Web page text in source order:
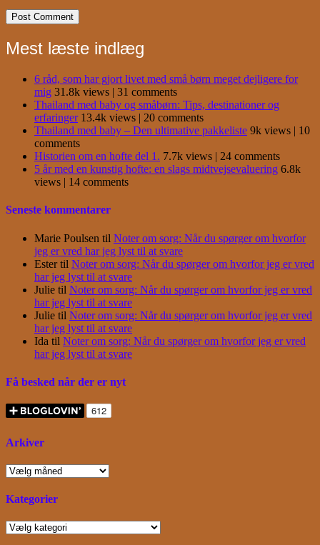
Mest læste indlæg
6 råd, som har gjort livet med små børn meget dejligere for
mig 31.8k views | 31 comments
Thailand med baby og småbørn: Tips, destinationer og
erfaringer 13.4k views | 20 comments
Thailand med baby – Den ultimative pakkeliste 9k views | 10
comments
Historien om en hofte del 1. 7.7k views | 24 comments
5 år med en kunstig hofte: en slags midtvejsevaluering 6.8k
views | 14 comments
Seneste kommentarer
Marie Poulsen til Noter om sorg: Når du spørger om hvorfor
jeg er vred har jeg lyst til at svare
Estertil Noter om sorg: Når du spørger om hvorfor jeg er vred
har jeg lyst til at svare
Julie til Noter om sorg: Når du spørger om hvorfor jeg er vred
har jeg lyst til at svare
Julie til Noter om sorg: Når du spørger om hvorfor jeg er vred
har jeg lyst til at svare
Ida til Noter om sorg: Når du spørger om hvorfor jeg er vred
har jeg lyst til at svare
Få besked når der er nyt
Arkiver
Arkiver
Kategorier
Kategorier